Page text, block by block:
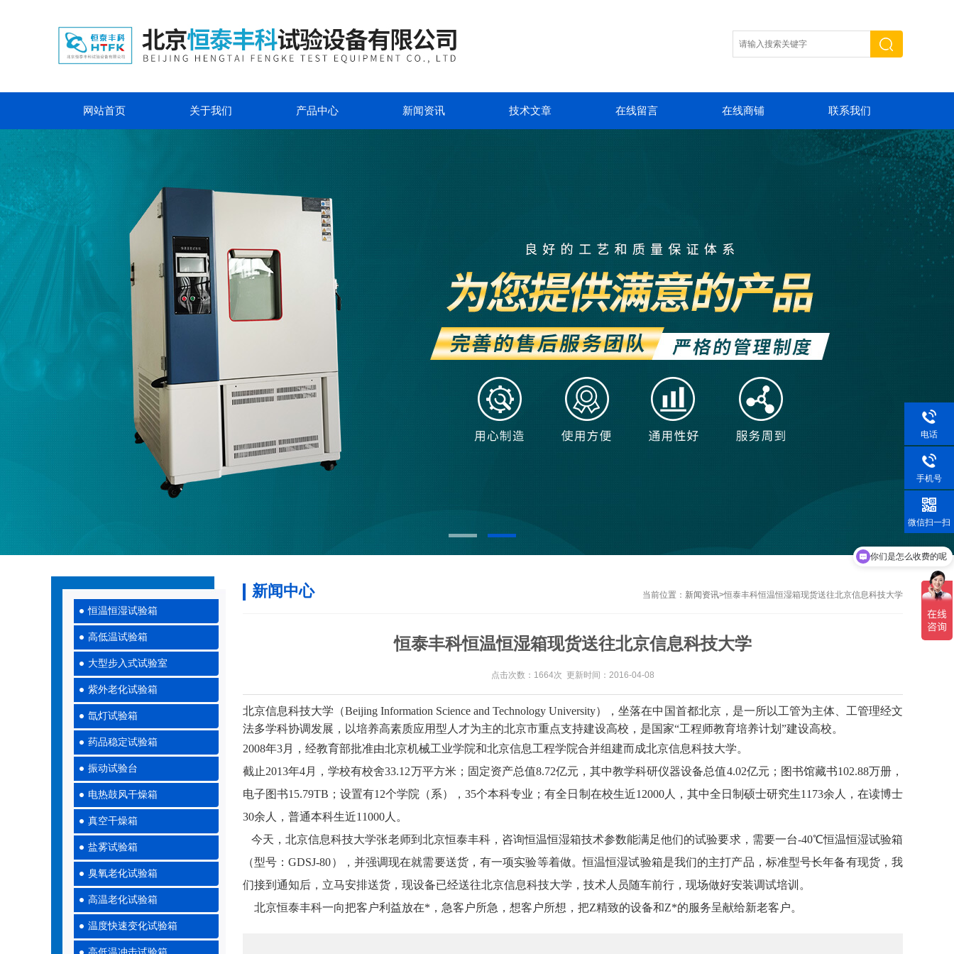
网站首页 关于我们 产品中心 新闻资讯 技术文章 在线留言 在线商铺 联系我们
恒温恒湿试验箱
高低温试验箱
大型步入式试验室
紫外老化试验箱
氙灯试验箱
药品稳定试验箱
振动试验台
电热鼓风干燥箱
真空干燥箱
盐雾试验箱
臭氧老化试验箱
高温老化试验箱
温度快速变化试验箱
当前位置： 新闻资讯>恒泰丰科恒温恒湿箱现货送往北京信息科技大学
新闻中心
恒泰丰科恒温恒湿箱现货送往北京信息科技大学
点击次数：1664次 更新时间：2016-04-08
北京信息科技大学（Beijing Information Science and Technology University），坐落在中国首都北京，是一所以工管为主体、工管理经文
法多学科协调发展，以培养高素质应用型人才为主的北京市重点支持建设高校，是国家“工程师教育培养计划”建设高校。
2008年3月，经教育部批准由北京机械工业学院和北京信息工程学院合并组建而成北京信息科技大学。
截止2013年4月，学校有校舍33.12万平方米；固定资产总值8.72亿元，其中教学科研仪器设备总值4.02亿元；图书馆藏书102.88万册，
电子图书15.79TB；设置有12个学院（系），35个本科专业；有全日制在校生近12000人，其中全日制硕士研究生1173余人，在读博士
30余人，普通本科生近11000人。
今天，北京信息科技大学张老师到北京恒泰丰科，咨询恒温恒湿箱技术参数能满足他们的试验要求，需要一台-40℃恒温恒湿试验箱
（型号：GDSJ-80），并强调现在就需要送货，有一项实验等着做。恒温恒湿试验箱是我们的主打产品，标准型号长年备有现货，我
们接到通知后，立马安排送货，现设备已经送往北京信息科技大学，技术人员随车前行，现场做好安装调试培训。
北京恒泰丰科一向把客户利益放在*，急客户所急，想客户所想，把Z精致的设备和Z*的服务呈献给新老客户。
电话
手机号
微信扫一扫
你们是怎么收费的呢